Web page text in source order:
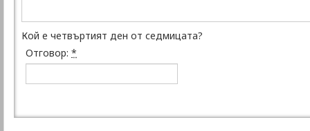
Кой е четвъртият ден от седмицата?
Отговор: *